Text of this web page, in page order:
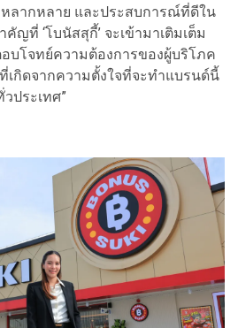
ากหลาย และประสบการณ์ที่ดีใน
ญที่ ‘โบนัสสุกี้’ จะเข้ามาเติมเต็ม
บโจทย์ความต้องการของผู้บริโภค
เกิดจากความตั้งใจที่จะทำแบรนด์นี้
ประเทศ”